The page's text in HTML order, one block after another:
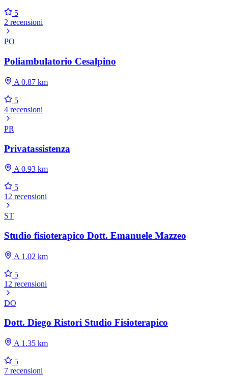
5
2 recensioni
PO
Poliambulatorio Cesalpino
A 0.87 km
5
4 recensioni
PR
Privatassistenza
A 0.93 km
5
12 recensioni
ST
Studio fisioterapico Dott. Emanuele Mazzeo
A 1.02 km
5
12 recensioni
DO
Dott. Diego Ristori Studio Fisioterapico
A 1.35 km
5
7 recensioni